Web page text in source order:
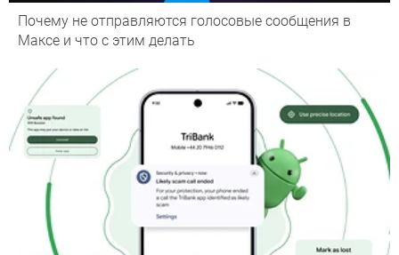
Почему не отправляются голосовые сообщения в
Максе и что с этим делать